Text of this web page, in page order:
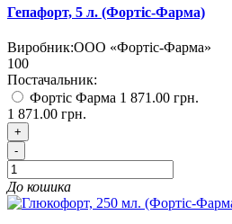
Гепафорт, 5 л. (Фортіс-Фарма)
Виробник:ООО «Фортіс-Фарма»
100
Постачальник:
Фортіс Фарма 1 871.00 грн.
1 871.00 грн.
+
-
До кошика